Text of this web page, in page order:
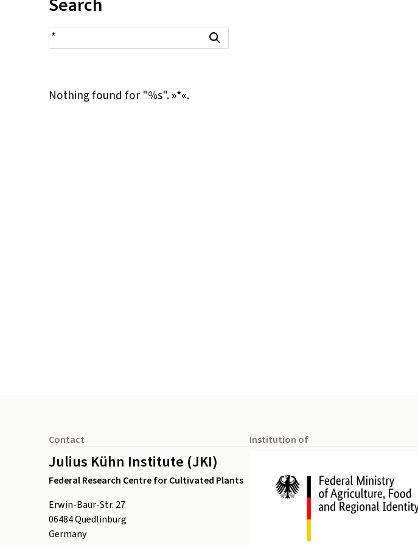
search result
Nothing found for "%s".»*«.
Contact
Julius Kühn Institute (JKI)
Federal Research Centre for Cultivated Plants
Erwin-Baur-Str. 27
06484Quedlinburg
Germany
Institution of